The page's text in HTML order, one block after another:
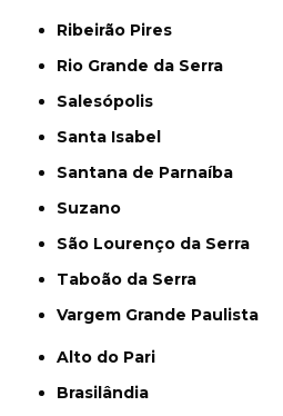
Ribeirão Pires
Rio Grande da Serra
Salesópolis
Santa Isabel
Santana de Parnaíba
Suzano
São Lourenço da Serra
Taboão da Serra
Vargem Grande Paulista
Alto do Pari
Brasilândia